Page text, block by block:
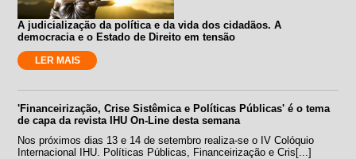
A judicialização da política e da vida dos cidadãos. A
democracia e o Estado de Direito em tensão
LER MAIS
'Financeirização, Crise Sistêmica e Políticas Públicas' é o tema
de capa da revista IHU On-Line desta semana
Nos próximos dias 13 e 14 de setembro realiza-se o IV Colóquio
Internacional IHU. Políticas Públicas, Financeirização e Cris[...]